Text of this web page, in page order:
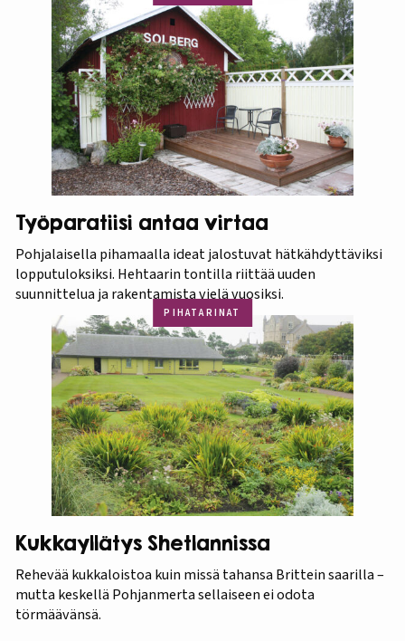
Työparatiisi antaa virtaa
Pohjalaisella pihamaalla ideat jalostuvat hätkähdyttäviksi
lopputuloksiksi. Hehtaarin tontilla riittää uuden
suunnittelua ja rakentamista vielä vuosiksi.
PIHATARINAT
Kukkayllätys Shetlannissa
Rehevää kukkaloistoa kuin missä tahansa Brittein saarilla –
mutta keskellä Pohjanmerta sellaiseen ei odota
törmäävänsä.